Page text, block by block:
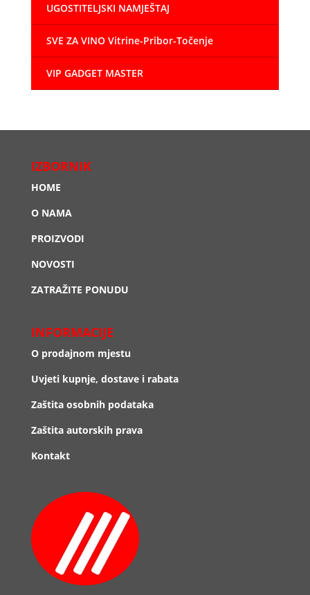
UGOSTITELJSKI NAMJEŠTAJ
SVE ZA VINO Vitrine-Pribor-Točenje
VIP GADGET MASTER
IZBORNIK
HOME
O NAMA
PROIZVODI
NOVOSTI
ZATRAŽITE PONUDU
INFORMACIJE
O prodajnom mjestu
Uvjeti kupnje, dostave i rabata
Zaštita osobnih podataka
Zaštita autorskih prava
Kontakt